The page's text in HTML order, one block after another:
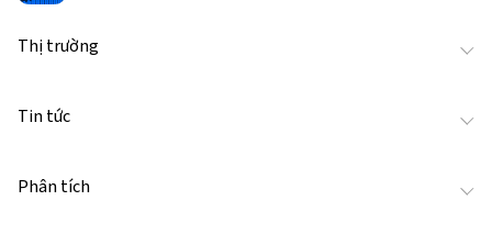
Thị trường
Tin tức
Phân tích